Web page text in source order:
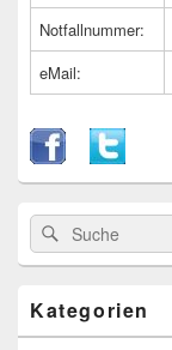
Notfallnummer:
eMail:
Suche
nach:
Suche
Kategorien